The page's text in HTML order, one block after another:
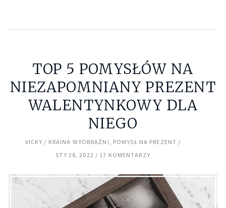
TOP 5 POMYSŁÓW NA
NIEZAPOMNIANY PREZENT
WALENTYNKOWY DLA
NIEGO
VICKY KRAINA WYOBRAŹNI
POMYSŁ NA PREZENT
STY 28, 2022
17 KOMENTARZY